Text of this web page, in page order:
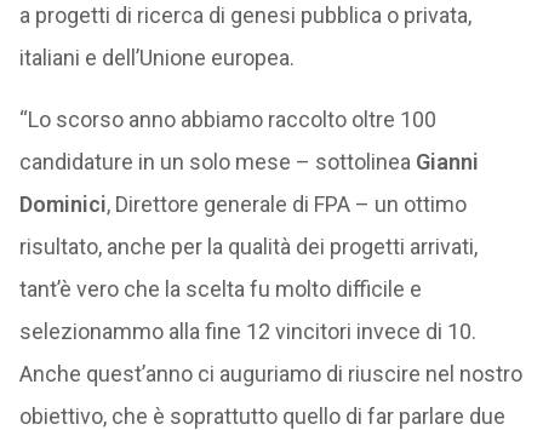
a progetti di ricerca di genesi pubblica o privata,
italiani e dell’Unione europea.
“Lo scorso anno abbiamo raccolto oltre 100
candidature in un solo mese – sottolinea Gianni
Dominici, Direttore generale di FPA – un ottimo
risultato, anche per la qualità dei progetti arrivati,
tant’è vero che la scelta fu molto difficile e
selezionammo alla fine 12 vincitori invece di 10.
Anche quest’anno ci auguriamo di riuscire nel nostro
obiettivo, che è soprattutto quello di far parlare due